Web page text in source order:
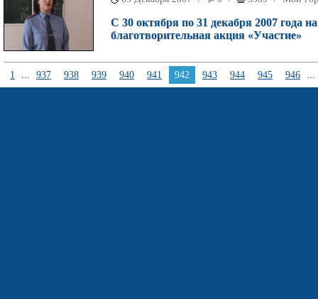
С 30 октября по 31 декабря 2007 года
благотворительная акция «Участие»
1 ... 937 938 939 940 941 942 943 944 945 946 ...